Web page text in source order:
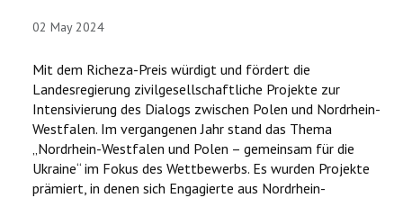
02 May 2024
Mit dem Richeza-Preis würdigt und fördert die
Landesregierung zivilgesellschaftliche Projekte zur
Intensivierung des Dialogs zwischen Polen und Nordrhein-
Westfalen. Im vergangenen Jahr stand das Thema
„Nordrhein-Westfalen und Polen – gemeinsam für die
Ukraine“ im Fokus des Wettbewerbs. Es wurden Projekte
prämiert, in denen sich Engagierte aus Nordrhein-